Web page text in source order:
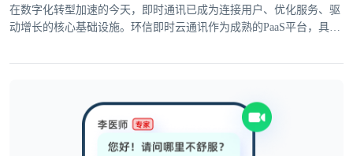
在数字化转型加速的今天，即时通讯已成为连接用户、优化服务、驱
动增长的核心基础设施。环信即时云通讯作为成熟的PaaS平台，具备
疗、教育等多领域需求，为企业业务创新注入强劲动力。
登录即时通讯云